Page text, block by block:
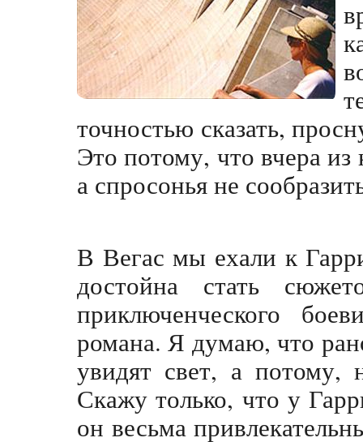
точностью сказать,
Это потому, что вчера из
а спросонья не
В Вегас мы ехали к
достойна стать
приключенческого
романа. Я думаю, что
увидят свет, а потому,
Скажу только, что у
он весьма